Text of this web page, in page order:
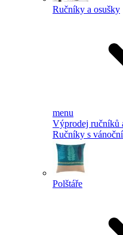
Ručníky a osušky
menu
Výprodej ručníků
Ručníky s
Polštáře